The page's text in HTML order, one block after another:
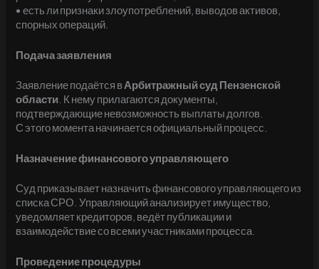
• есть ли признаки злоупотреблений, выводов активов,
спорных операций.
Подача заявления
Заявление подаётся вАрбитражный суд Пензенской
области . К нему прилагаются документы,
подтверждающие невозможность выплаты долгов.
С этого момента начинается официальный процесс.
Назначение финансового управляющего
Суд приказывает назначить финансового управляющего из
списка СРО. Управляющий анализирует имущество,
уведомляет кредиторов, ведёт публикации и
взаимодействие со всеми участниками процесса.
Проведение процедуры